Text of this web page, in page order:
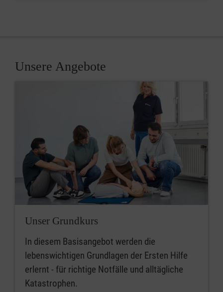
Unsere Angebote
Unser Grundkurs
In diesem Basisangebot werden die
lebenswichtigen Grundlagen der Ersten Hilfe
erlernt - für richtige Notfälle und alltägliche
Katastrophen.